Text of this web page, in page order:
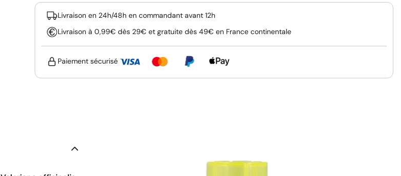
Livraison en 24h/48h en commandant avant 12h
Livraison à 0,99€ dès 29€ et gratuite dès 49€ en France continentale
Paiement sécurisé